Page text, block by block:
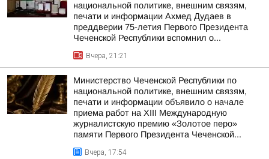
национальной политике, внешним связям,
печати и информации Ахмед Дудаев в
преддверии 75-летия Первого Президента
Чеченской Республики вспомнил о...
Вчера, 21:21
Министерство Чеченской Республики по
национальной политике, внешним связям,
печати и информации объявило о начале
приема работ на XIII Международную
журналистскую премию «Золотое перо»
памяти Первого Президента Чеченской...
Вчера, 17:54